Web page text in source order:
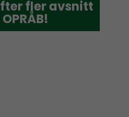
fler avsnitt
fler avsnitt